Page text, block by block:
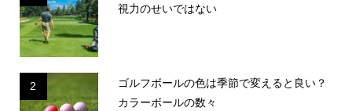
視力のせいではない
2
ゴルフボールの色は季節で変えると良い？
カラーボールの数々